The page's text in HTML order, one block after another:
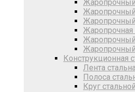
Жаропрочная
Конструкционная
Лента
Полоса
Круг стальной